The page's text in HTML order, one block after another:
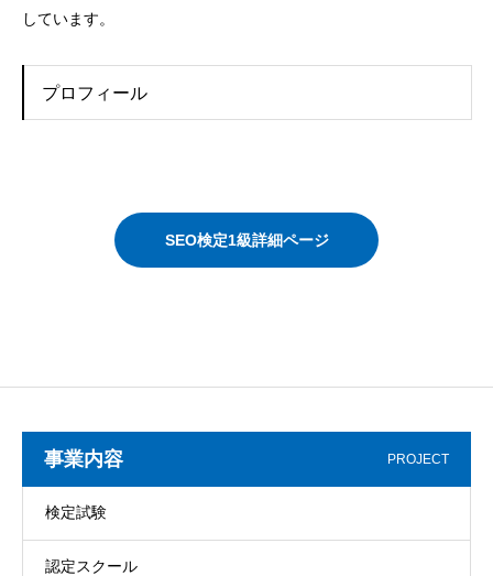
しています。
プロフィール
SEO検定1級詳細ページ
事業内容 PROJECT
検定試験
認定スクール